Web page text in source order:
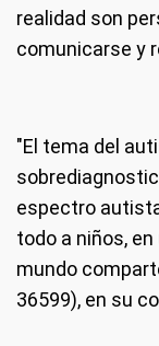
realidad son
comunicarse y
"El tema del
espectro
todo a niños,
mundo
36599), en su